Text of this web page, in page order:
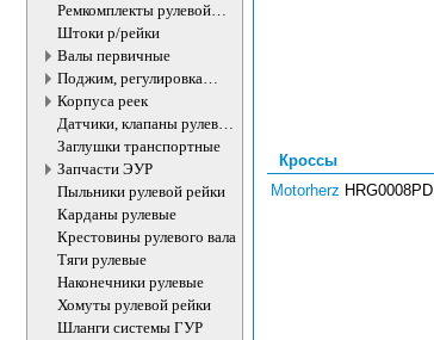
Ремкомплекты рулевой
рейки
Штоки р/рейки
Валы первичные
Поджим, регулировка
рулевые рейки
Корпуса реек
Датчики, клапаны рулевой
рейки
Заглушки транспортные
Запчасти ЭУР
Пыльники рулевой рейки
Карданы рулевые
Крестовины рулевого вала
Тяги рулевые
Наконечники рулевые
Хомуты рулевой рейки
Шланги системы ГУР
Кроссы
Motorherz HRG0008PD